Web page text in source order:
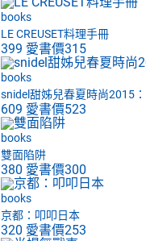
books
LE CREUSET料理手冊
399 愛書價315
books
snidel甜姊兒春夏時尚2015
609 愛書價523
books
雙面陷阱
380 愛書價300
books
京都：叩叩日本
320 愛書價253